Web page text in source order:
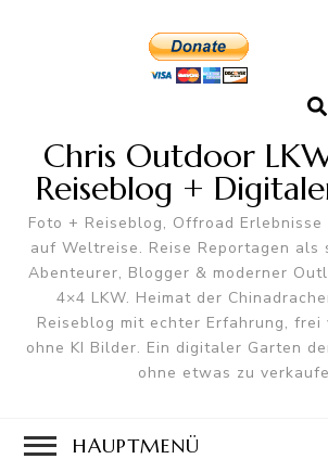
Chris Outdoor
Reiseblog +
Foto + Reiseblog, Offroad
auf Weltreise. Reise Reportagen als
Abenteurer, Blogger & moderner
4×4 LKW. Heimat der
Reiseblog mit echter Erfahrung, frei
ohne KI Bilder. Ein digitaler Garten
ohne etwas zu
HAUPTMENÜ